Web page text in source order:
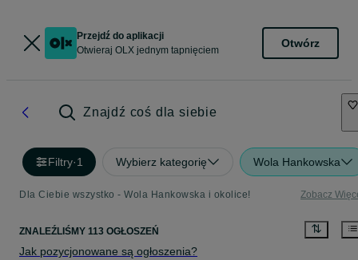
Przejdź do aplikacji
Otwieraj OLX jednym tapnięciem
Otwórz
Znajdź coś dla siebie
Filtry·1 Wybierz kategorię Wola Hankowska
Dla Ciebie wszystko - Wola Hankowska i okolice! Zobacz
ZNALEŹLIŚMY 113 OGŁOSZEŃ
Jak pozycjonowane są ogłoszenia?